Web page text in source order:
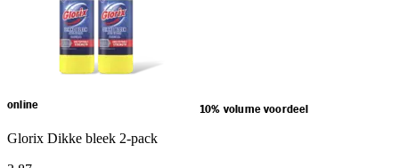
online 10% volume voordeel
Glorix Dikke bleek 2-pack